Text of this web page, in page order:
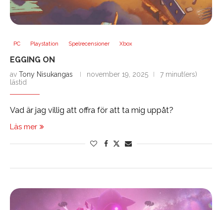
PC Playstation Spelrecensioner Xbox
EGGING ON
av Tony Nisukangas november 19, 2025
7 minut(ers)
lästid
Vad är jag villig att offra för att ta mig uppåt?
Läs mer